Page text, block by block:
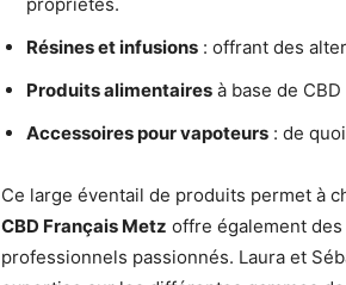
Résines et infusions : offrant des
Produits alimentaires à base de
Accessoires pour vapoteurs : de
Ce large éventail de produits permet à
CBD Français Metz offre également
professionnels passionnés. Laura et